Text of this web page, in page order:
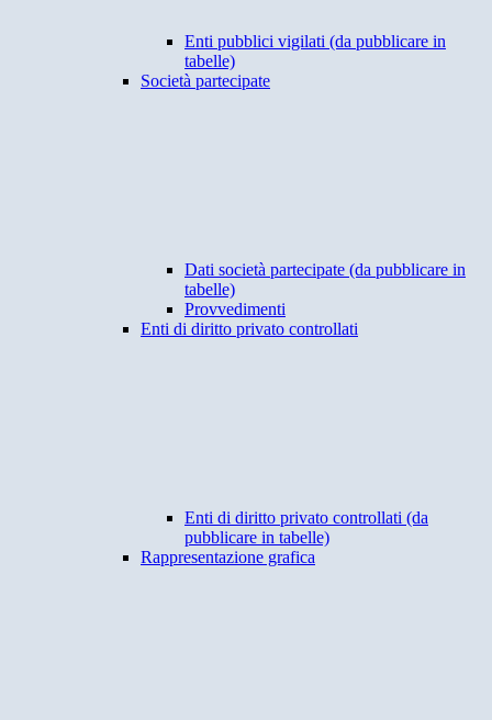
Enti pubblici vigilati (da pubblicare in
tabelle)
Società partecipate
Dati società partecipate (da pubblicare in
tabelle)
Provvedimenti
Enti di diritto privato controllati
Enti di diritto privato controllati (da
pubblicare in tabelle)
Rappresentazione grafica